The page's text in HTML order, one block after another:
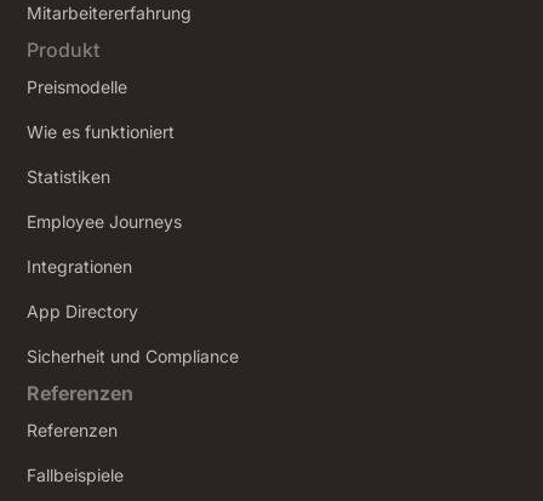
‍Mitarbeitererfahrung
Produkt
Preismodelle
Wie es funktioniert
Statistiken
Employee Journeys
Integrationen
App Directory
Sicherheit und Compliance
Referenzen
Referenzen
Fallbeispiele